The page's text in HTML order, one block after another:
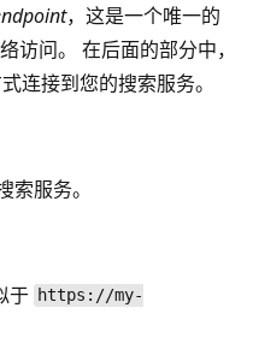
，这是一个唯一的
访问。 在后面的部分中，
连接到您的搜索服务。
索服务。
于 https://my-